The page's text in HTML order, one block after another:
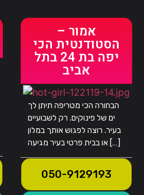
אמור –
הסטודנטית הכי
יפה בת 24 בתל
אביב
הבחורה הכי מטריפה תיתן לך
ים של פינוקים. רק לשבועיים
בעיר. רוצה לפגוש אותך במלון
או בבית פרטי בעיר מגיעה […]
050-9129193